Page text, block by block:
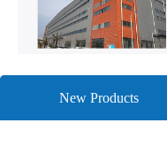
New Products